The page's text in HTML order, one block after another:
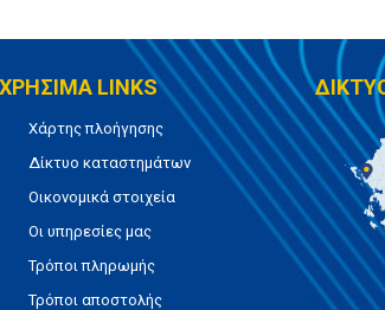
ΧΡΗΣΙΜΑ LINKS
Χάρτης πλοήγησης
Δίκτυο καταστημάτων
Οικονομικά στοιχεία
Οι υπηρεσίες μας
Τρόποι πληρωμής
Τρόποι αποστολής